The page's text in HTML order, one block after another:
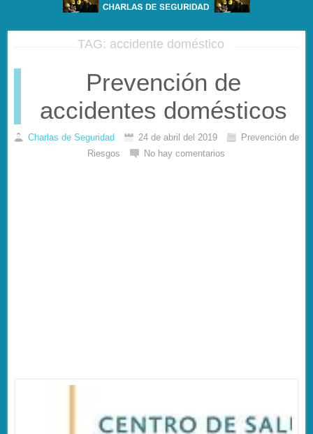
TAG: accidente doméstico
Prevención de
accidentes domésticos
Charlas de Seguridad 24 de abril del 2019
Prevención de
Riesgos
No hay comentarios